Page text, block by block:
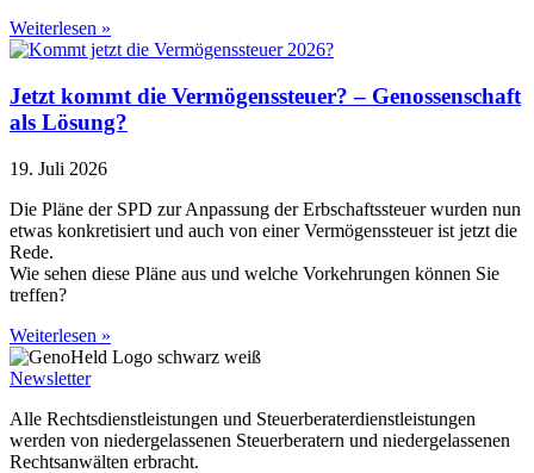
Weiterlesen »
Jetzt kommt die Vermögenssteuer? – Genossenschaft
als Lösung?
19. Juli 2026
Die Pläne der SPD zur Anpassung der Erbschaftssteuer wurden nun
etwas konkretisiert und auch von einer Vermögenssteuer ist jetzt die
Rede.
Wie sehen diese Pläne aus und welche Vorkehrungen können Sie
treffen?
Weiterlesen »
Newsletter
Alle Rechtsdienstleistungen und Steuerberaterdienstleistungen
werden von niedergelassenen Steuerberatern und niedergelassenen
Rechtsanwälten erbracht.